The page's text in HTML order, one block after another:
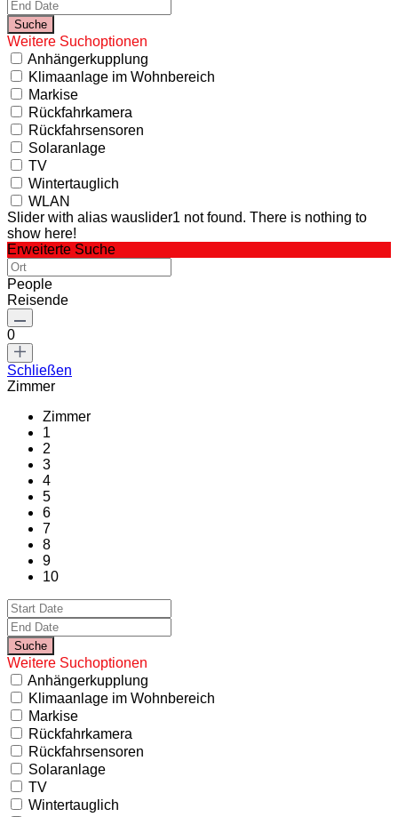
Weitere Suchoptionen
Anhängerkupplung
Klimaanlage im Wohnbereich
Markise
Rückfahrkamera
Rückfahrsensoren
Solaranlage
TV
Wintertauglich
WLAN
Slider with alias wauslider1 not found. There is nothing to
show here!
Erweiterte Suche
People
Reisende
0
Schließen
Zimmer
Zimmer
1
2
3
4
5
6
7
8
9
10
Weitere Suchoptionen
Anhängerkupplung
Klimaanlage im Wohnbereich
Markise
Rückfahrkamera
Rückfahrsensoren
Solaranlage
TV
Wintertauglich